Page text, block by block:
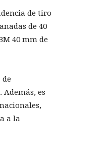
de tiro
de 40
40 mm de
de
es
a la